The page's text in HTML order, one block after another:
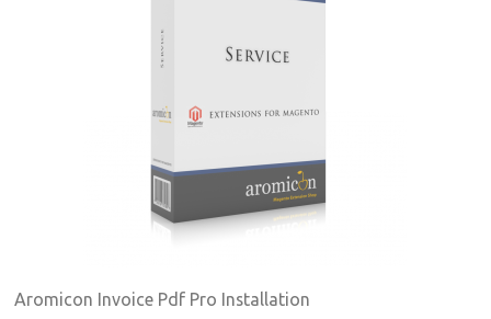
Aromicon Invoice Pdf Pro Installation